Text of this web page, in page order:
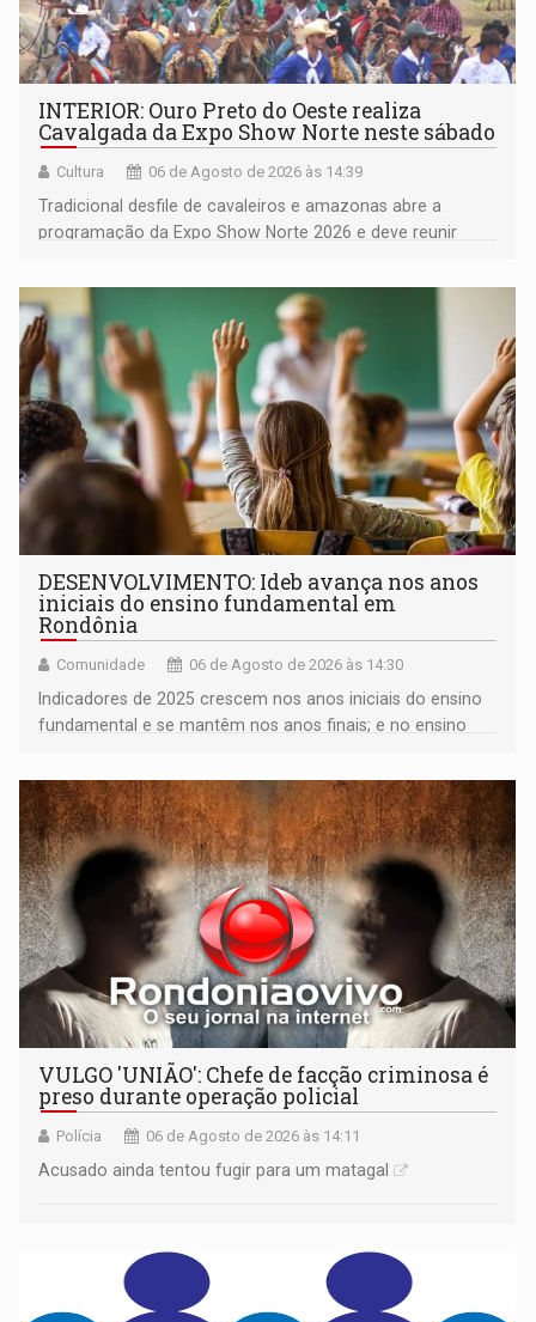
INTERIOR: Ouro Preto do Oeste realiza
Cavalgada da Expo Show Norte neste sábado
Cultura 06 de Agosto de 2026 às 14:39
Tradicional desfile de cavaleiros e amazonas abre a
programação da Expo Show Norte 2026 e deve reunir
DESENVOLVIMENTO: Ideb avança nos anos
iniciais do ensino fundamental em
Rondônia
Comunidade 06 de Agosto de 2026 às 14:30
Indicadores de 2025 crescem nos anos iniciais do ensino
fundamental e se mantêm nos anos finais; e no ensino
VULGO 'UNIÃO': Chefe de facção criminosa é
preso durante operação policial
Polícia 06 de Agosto de 2026 às 14:11
Acusado ainda tentou fugir para um matagal